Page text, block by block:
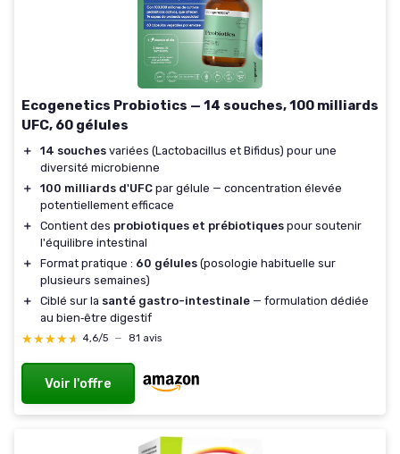
Ecogenetics Probiotics — 14 souches, 100 milliards
UFC, 60 gélules
＋ 14 souches variées (Lactobacillus et Bifidus) pour une
diversité microbienne
＋
100 milliards d'UFC par gélule — concentration élevée
potentiellement efficace
＋
Contient des probiotiques et prébiotiques pour soutenir
l'équilibre intestinal
＋
Format pratique : 60 gélules (posologie habituelle sur
plusieurs semaines)
＋
Ciblé sur la santé gastro-intestinale — formulation dédiée
au bien‑être digestif
★★★★★
★★★★★ 4,6/5 — 81 avis
Voir l'offre